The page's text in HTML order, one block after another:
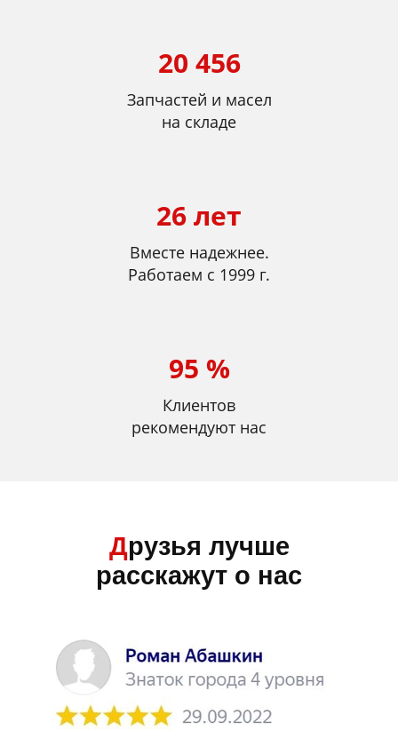
20 456
Запчастей и масел
на складе
26 лет
Вместе надежнее.
Работаем с 1999 г.
95 %
Клиентов
рекомендуют нас
Друзья лучше
расскажут о нас